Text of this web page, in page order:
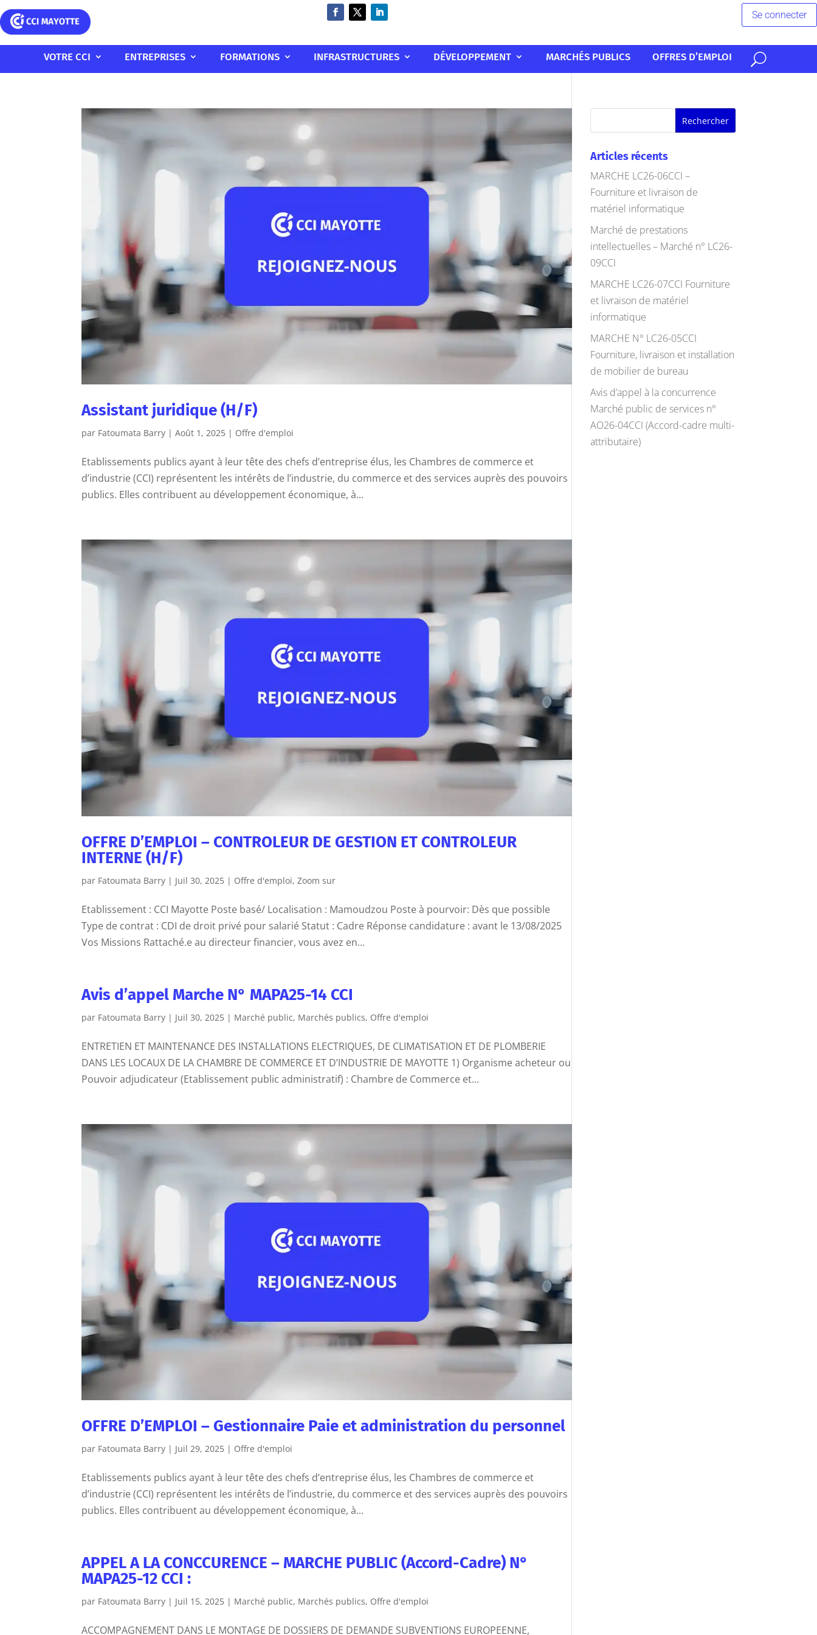
Se connecter
VOTRE CCI ENTREPRISES FORMATIONS INFRASTRUCTURES DÉVELOPPEMENT MARCHÉS PUBLICS OFFRES D’EMPLOI
Assistant juridique (H/F)
par Fatoumata Barry |Août 1, 2025 | Offre d'emploi
Etablissements publics ayant à leur tête des chefs d’entreprise élus, les Chambres de commerce et
d’industrie (CCI) représentent les intérêts de l’industrie, du commerce et des services auprès des pouvoirs
publics. Elles contribuent au développement économique, à...
OFFRE D’EMPLOI – CONTROLEUR DE GESTION ET CONTROLEUR
INTERNE (H/F)
par Fatoumata Barry | Juil 30, 2025 | Offre d'emploi,Zoom sur
Etablissement : CCI Mayotte Poste basé/ Localisation : Mamoudzou Poste à pourvoir: Dès que possible
Type de contrat : CDI de droit privé pour salarié Statut : Cadre Réponse candidature : avant le 13/08/2025
Vos Missions Rattaché.e au directeur financier, vous avez en...
Avis d’appel Marche N° MAPA25-14 CCI
par Fatoumata Barry | Juil 30, 2025 | Marché public, Marchés publics, Offre d'emploi
ENTRETIEN ET MAINTENANCE DES INSTALLATIONS ELECTRIQUES, DE CLIMATISATION ET DE PLOMBERIE
DANS LES LOCAUX DE LA CHAMBRE DE COMMERCE ET D’INDUSTRIE DE MAYOTTE 1) Organisme acheteur ou
Pouvoir adjudicateur (Etablissement public administratif) : Chambre de Commerce et...
OFFRE D’EMPLOI – Gestionnaire Paie et administration du personnel
par Fatoumata Barry | Juil 29, 2025 | Offre d'emploi
Etablissements publics ayant à leur tête des chefs d’entreprise élus, les Chambres de commerce et
d’industrie (CCI) représentent les intérêts de l’industrie, du commerce et des services auprès des pouvoirs
publics. Elles contribuent au développement économique, à...
APPEL A LA CONCCURENCE – MARCHE PUBLIC (Accord-Cadre) N°
MAPA25-12 CCI :
par Fatoumata Barry | Juil 15, 2025 | Marché public, Marchés publics, Offre d'emploi
ACCOMPAGNEMENT DANS LE MONTAGE DE DOSSIERS DE DEMANDE SUBVENTIONS EUROPEENNE,
Articles récents
MARCHE LC26-06CCI –
Fourniture et livraison de
matériel informatique
Marché de prestations
intellectuelles – Marché n° LC26-
09CCI
MARCHE LC26-07CCI Fourniture
et livraison de matériel
informatique
MARCHE N° LC26-05CCI
Fourniture, livraison et installation
de mobilier de bureau
Avis d’appel à la concurrence
Marché public de services n°
AO26-04CCI (Accord-cadre multi-
attributaire)